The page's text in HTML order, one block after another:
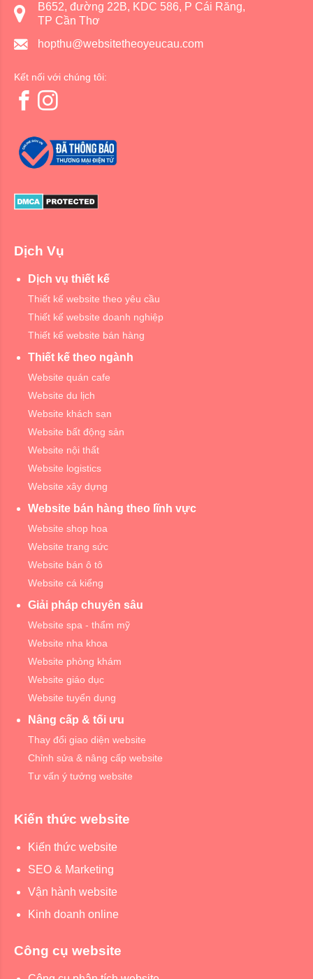
B652, đường 22B, KDC 586, P Cái Răng,
TP Cần Thơ
hopthu@websitetheoyeucau.com
Kết nối với chúng tôi:
Dịch Vụ
Dịch vụ thiết kế
Thiết kế website theo yêu cầu
Thiết kế website doanh nghiệp
Thiết kế website bán hàng
Thiết kế theo ngành
Website quán cafe
Website du lịch
Website khách sạn
Website bất động sản
Website nội thất
Website logistics
Website xây dựng
Website bán hàng theo lĩnh vực
Website shop hoa
Website trang sức
Website bán ô tô
Website cá kiểng
Giải pháp chuyên sâu
Website spa - thẩm mỹ
Website nha khoa
Website phòng khám
Website giáo dục
Website tuyển dụng
Nâng cấp & tối ưu
Thay đổi giao diện website
Chỉnh sửa & nâng cấp website
Tư vấn ý tưởng website
Kiến thức website
Kiến thức website
SEO & Marketing
Vận hành website
Kinh doanh online
Công cụ website